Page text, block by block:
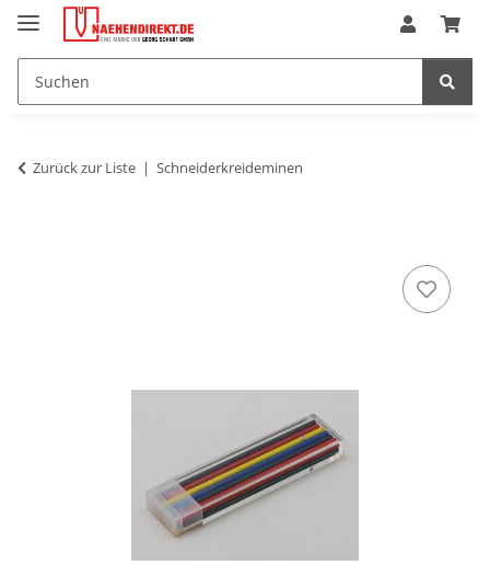
Zurück zur Liste Schneiderkreideminen